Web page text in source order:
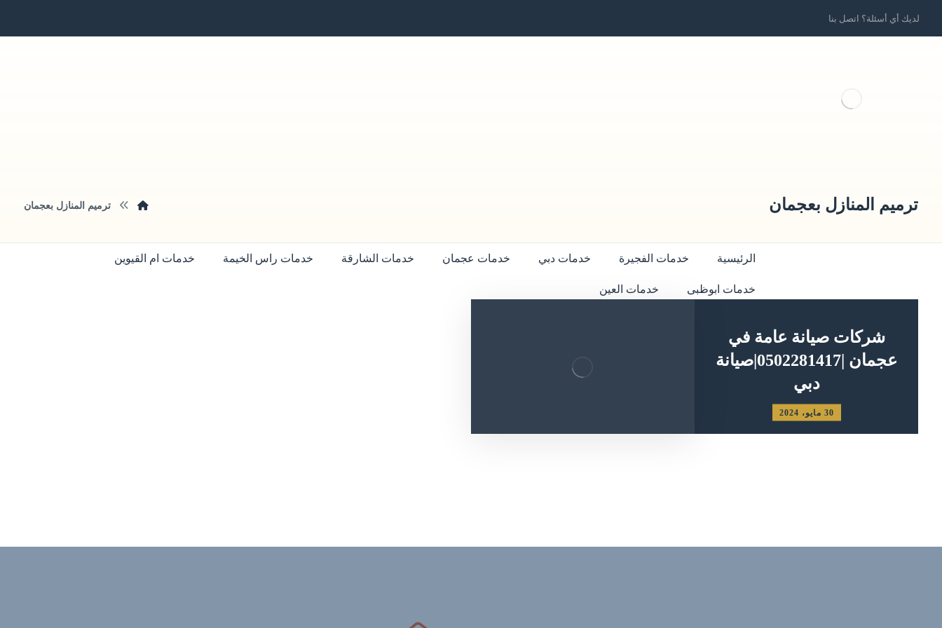
لديك أي أسئلة؟ اتصل بنا
الرئيسية خدمات الفجيرة خدمات دبي خدمات عجمان خدمات الشارقة خدمات راس الخيمة خدمات ام القيوين
خدمات ابوظبى خدمات العين
ترميم المنازل بعجمان ترميم المنازل بعجمان
شركات صيانة عامة في
عجمان |0502281417|صيانة
دبي
30 مايو، 2024